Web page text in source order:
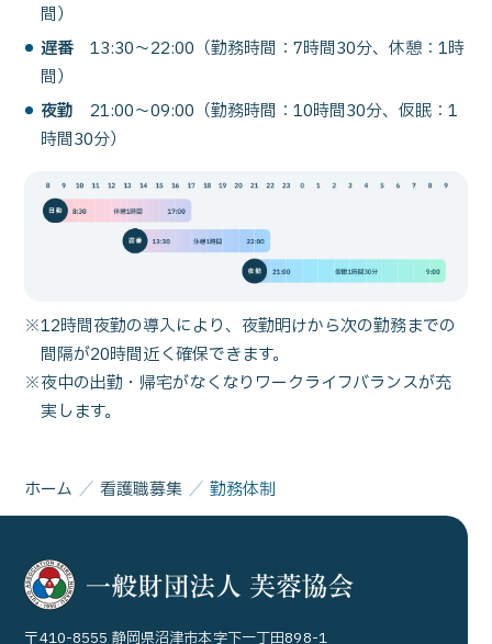
間）
遅番 13:30～22:00（勤務時間：7時間30分、休憩：1時
間）
夜勤 21:00～09:00（勤務時間：10時間30分、仮眠：1
時間30分）
※12時間夜勤の導入により、夜勤明けから次の勤務までの
間隔が20時間近く確保できます。
※夜中の出勤・帰宅がなくなりワークライフバランスが充
実します。
ホーム 看護職募集 勤務体制
〒410-8555 静岡県沼津市本字下一丁田898-1